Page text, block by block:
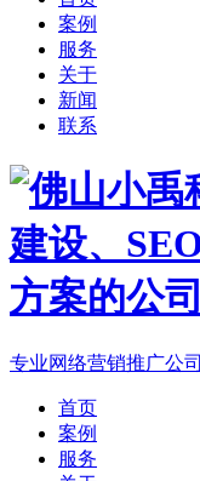
案例
服务
关于
新闻
联系
专业网络营销推广公司
首页
案例
服务